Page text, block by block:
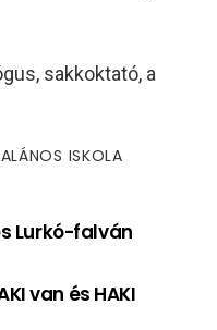
sakkoktató, a
ISKOLA
Lurkó-falván
van és HAKI